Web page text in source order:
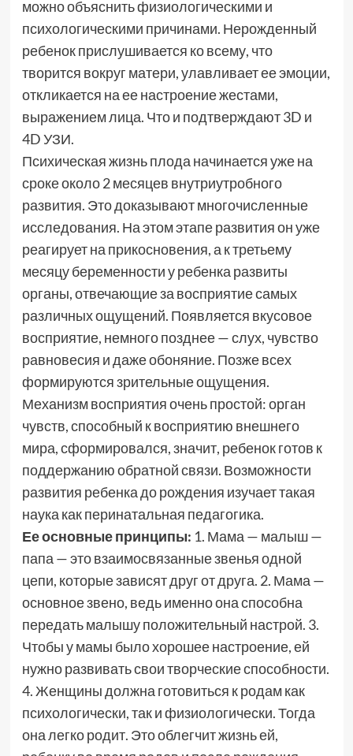
можно объяснить физиологическими и
психологическими причинами. Нерожденный
ребенок прислушивается ко всему, что
творится вокруг матери, улавливает ее эмоции,
откликается на ее настроение жестами,
выражением лица. Что и подтверждают 3D и
4D УЗИ.
Психическая жизнь плода начинается уже на
сроке около 2 месяцев внутриутробного
развития. Это доказывают многочисленные
исследования. На этом этапе развития он уже
реагирует на прикосновения, а к третьему
месяцу беременности у ребенка развиты
органы, отвечающие за восприятие самых
различных ощущений. Появляется вкусовое
восприятие, немного позднее — слух, чувство
равновесия и даже обоняние. Позже всех
формируются зрительные ощущения.
Механизм восприятия очень простой: орган
чувств, способный к восприятию внешнего
мира, сформировался, значит, ребенок готов к
поддержанию обратной связи. Возможности
развития ребенка до рождения изучает такая
наука как перинатальная педагогика.
Ее основные принципы: 1. Мама — малыш —
папа — это взаимосвязанные звенья одной
цепи, которые зависят друг от друга. 2. Мама —
основное звено, ведь именно она способна
передать малышу положительный настрой. 3.
Чтобы у мамы было хорошее настроение, ей
нужно развивать свои творческие способности.
4. Женщины должна готовиться к родам как
психологически, так и физиологически. Тогда
она легко родит. Это облегчит жизнь ей,